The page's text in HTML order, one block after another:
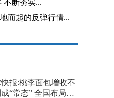
不断夯实...
而起的反弹行情...
报:桃李面包增收不
“常态” 全国布局不